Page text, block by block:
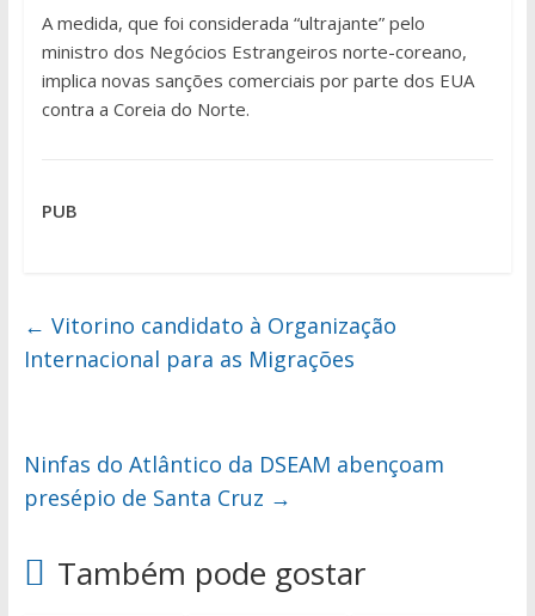
A medida, que foi considerada “ultrajante” pelo
ministro dos Negócios Estrangeiros norte-coreano,
implica novas sanções comerciais por parte dos EUA
contra a Coreia do Norte.
PUB
← Vitorino candidato à Organização
Internacional para as Migrações
Ninfas do Atlântico da DSEAM abençoam
presépio de Santa Cruz →
Também pode gostar